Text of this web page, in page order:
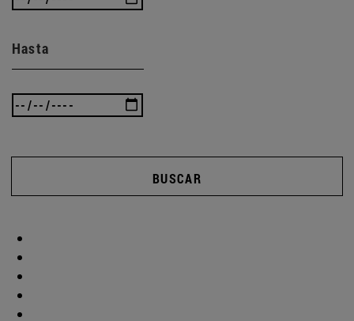
Hasta
BUSCAR